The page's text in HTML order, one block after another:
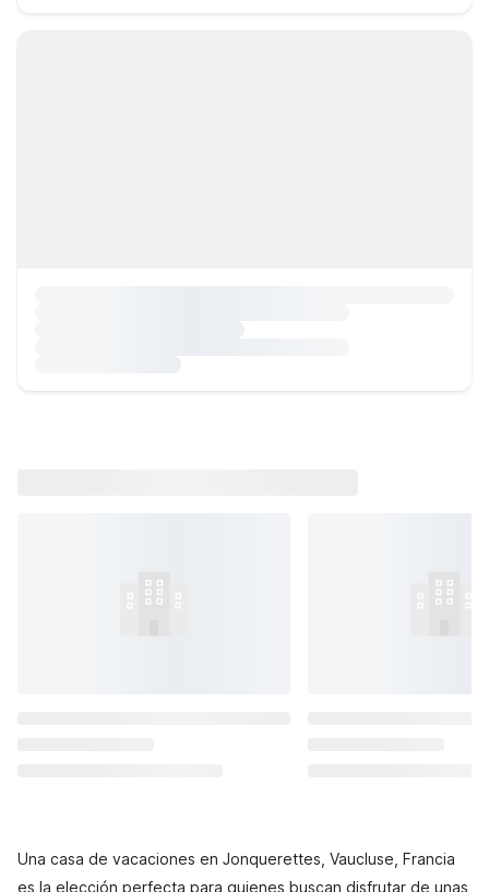
Una casa de vacaciones en Jonquerettes, Vaucluse, Francia
es la elección perfecta para quienes buscan disfrutar de unas